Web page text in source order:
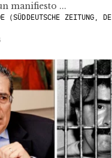
manifiesto ...
(SÜDDEUTSCHE ZEITUNG, DE